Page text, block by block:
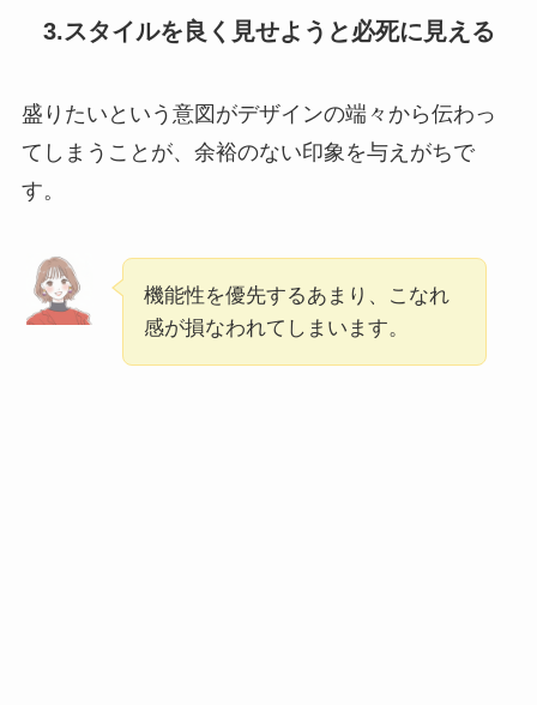
3.スタイルを良く見せようと必死に見える
盛りたいという意図がデザインの端々から伝わっ
てしまうことが、余裕のない印象を与えがちで
す。
機能性を優先するあまり、こなれ
感が損なわれてしまいます。